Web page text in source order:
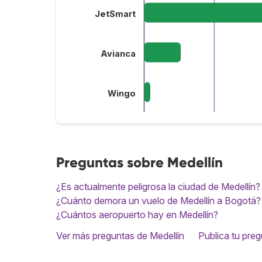
JetSmart
Avianca
Wingo
Preguntas sobre Medellín
¿Es actualmente peligrosa la ciudad de Medellín?
¿Cuánto demora un vuelo de Medellín a Bogotá?
¿Cuántos aeropuerto hay en Medellín?
Ver más preguntas de Medellín
Publica tu